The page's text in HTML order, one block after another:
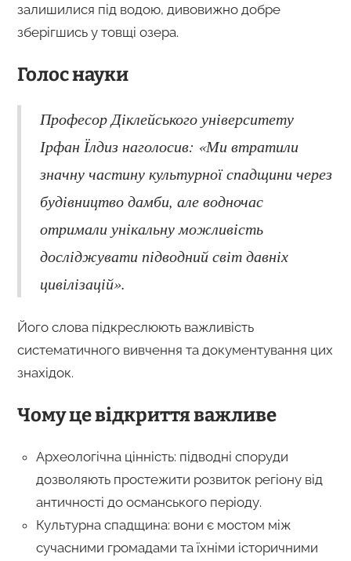
залишилися під водою, дивовижно добре
зберігшись у товщі озера.
Голос науки
Професор Діклейського університету
Ірфан Їлдиз наголосив: «Ми втратили
значну частину культурної спадщини через
будівництво дамби, але водночас
отримали унікальну можливість
досліджувати підводний світ давніх
цивілізацій».
Його слова підкреслюють важливість
систематичного вивчення та документування цих
знахідок.
Чому це відкриття важливе
Археологічна цінність: підводні споруди
дозволяють простежити розвиток регіону від
античності до османського періоду.
Культурна спадщина: вони є мостом між
сучасними громадами та їхніми історичними